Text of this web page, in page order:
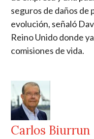
seguros de daños de
evolución, señaló
Reino Unido donde
comisiones de vida.
Carlos Biurrun